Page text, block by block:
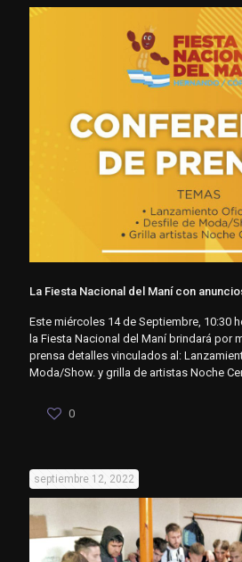
La Fiesta Nacional del Maní con
Este miércoles 14 de Septiembre, 10:30
la Fiesta Nacional del Maní brindará por
prensa detalles vinculados al:
Moda/Show. y grilla de artistas Noche
0
septiembre 12, 2022